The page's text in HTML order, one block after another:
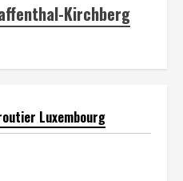
Kirchberg
Luxembourg